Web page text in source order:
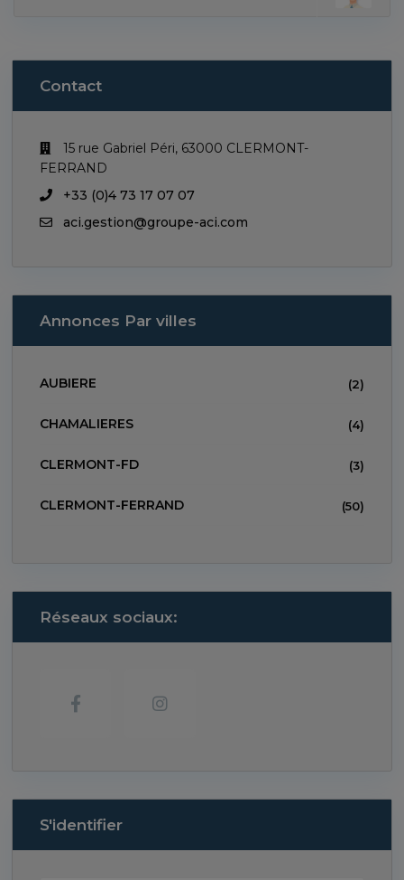
Contact
15 rue Gabriel Péri, 63000 CLERMONT-
FERRAND
+33 (0)4 73 17 07 07
aci.gestion@groupe-aci.com
Annonces Par villes
AUBIERE (2)
CHAMALIERES (4)
CLERMONT-FD (3)
CLERMONT-FERRAND (50)
Réseaux sociaux:
S'identifier